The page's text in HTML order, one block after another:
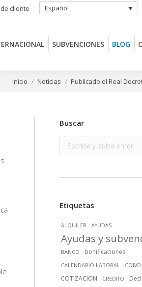
cliente Español
SUBVENCIONES BLOG
Estás aquí:
Inicio Noticias Publicado el Real
Buscar
Buscar:
Etiquetas
ALQUILER AYUDAS
Ayudas y
BANCO bonificaciones
CALENDARIO LABORAL COIVD
COTIZACION CREDITO